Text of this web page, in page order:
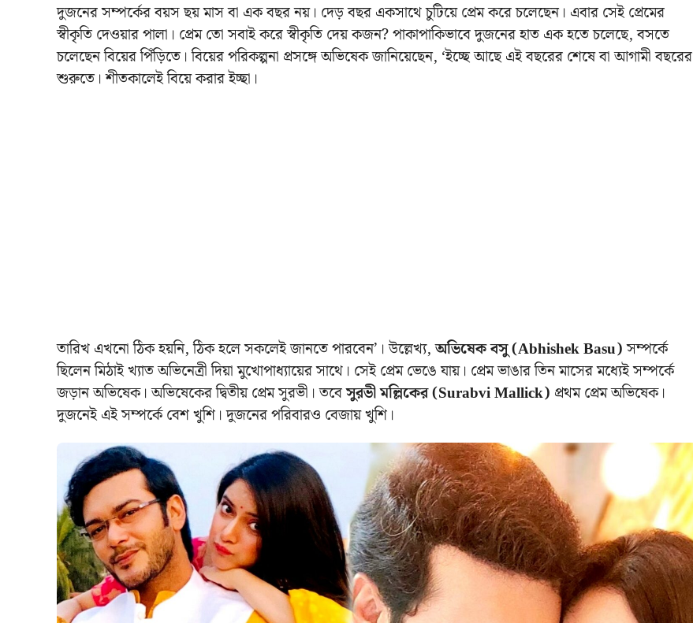
দুজনের সম্পর্কের বয়স ছয় মাস বা এক বছর নয়। দেড় বছর একসাথে চুটিয়ে প্রেম করে চলেছেন। এবার সেই প্রেমের
স্বীকৃতি দেওয়ার পালা। প্রেম তো সবাই করে স্বীকৃতি দেয় কজন? পাকাপাকিভাবে দুজনের হাত এক হতে চলেছে, বসতে
চলেছেন বিয়ের পিঁড়িতে। বিয়ের পরিকল্পনা প্রসঙ্গে অভিষেক জানিয়েছেন, ‘ইচ্ছে আছে এই বছরের শেষে বা আগামী বছরের
শুরুতে। শীতকালেই বিয়ে করার ইচ্ছা।
তারিখ এখনো ঠিক হয়নি, ঠিক হলে সকলেই জানতে পারবেন’।উল্লেখ্য,অভিষেক বসু (Abhishek Basu)সম্পর্কে
ছিলেন মিঠাই খ্যাত অভিনেত্রী দিয়া মুখোপাধ্যায়ের সাথে। সেই প্রেম ভেঙে যায়। প্রেম ভাঙার তিন মাসের মধ্যেই সম্পর্কে
জড়ান অভিষেক। অভিষেকের দ্বিতীয় প্রেম সুরভী। তবেসুরভী মল্লিকের (Surabvi Mallick) প্রথম প্রেম অভিষেক।
দুজনেই এই সম্পর্কে বেশ খুশি। দুজনের পরিবারও বেজায় খুশি।